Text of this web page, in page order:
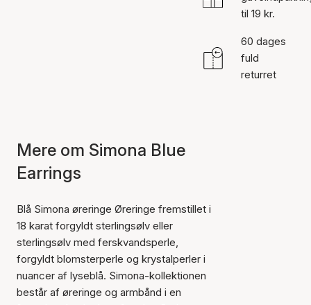
til 19 kr.
60 dages
fuld
returret
Mere om Simona Blue
Earrings
Blå Simona øreringe Øreringe fremstillet i
18 karat forgyldt sterlingsølv eller
sterlingsølv med ferskvandsperle,
forgyldt blomsterperle og krystalperler i
nuancer af lyseblå. Simona-kollektionen
består af øreringe og armbånd i en